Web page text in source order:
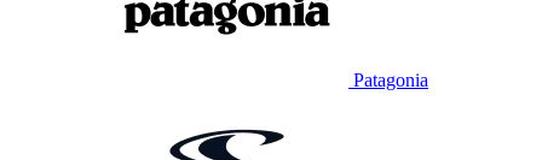
Patagonia